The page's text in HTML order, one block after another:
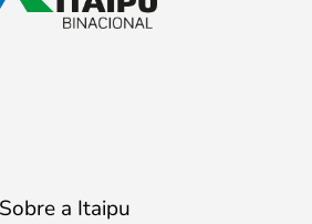
Sobre a Itaipu